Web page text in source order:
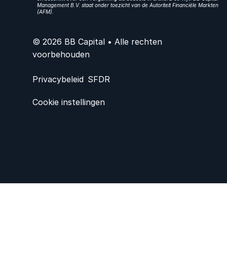
Management B.V. staat onder toezicht van de Autoriteit Financiële Markten
(AFM).
© 2026 BB Capital • Alle rechten
voorbehouden
Privacybeleid SFDR
Cookie instellingen